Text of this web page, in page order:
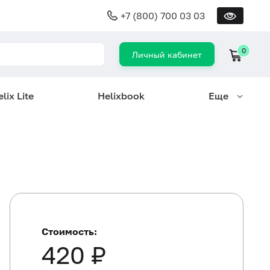
+7 (800) 700 03 03
Личный кабинет 0
Lite Helixbook Еще
Стоимость:
420 ₽